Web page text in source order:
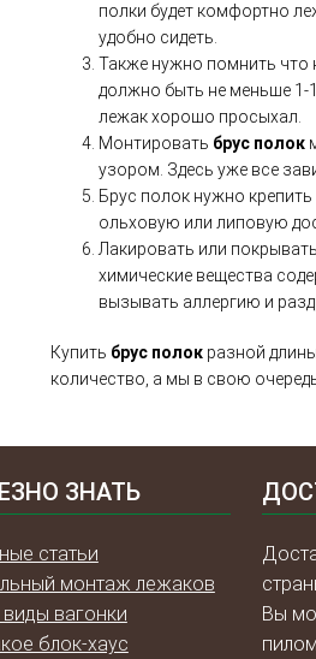
полки будет комфортно
удобно сидеть.
Также нужно помнить что
должно быть не меньше 1-
лежак хорошо просыхал.
Монтировать брус полок
узором. Здесь уже все
Брус полок нужно
ольховую или липовую
Лакировать или
химические вещества
вызывать аллергию и
Купить брус полокразной
количество, а мы в свою
ЗНАТЬ
статьи
монтаж лежаков
вагонки
блок-хаус
Вы